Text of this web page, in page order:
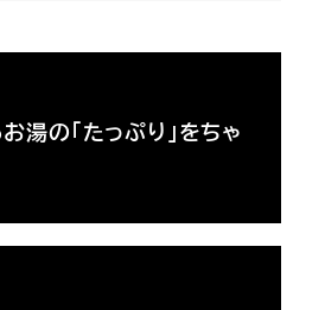
湯の「たっぷり」をちゃ